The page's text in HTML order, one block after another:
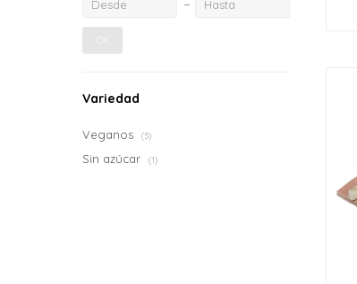
Variedad
Veganos (5)
Sin azúcar (1)